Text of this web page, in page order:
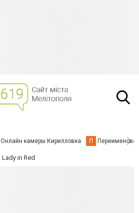
Онлайн камеры Кирилловка П
Lady in Red